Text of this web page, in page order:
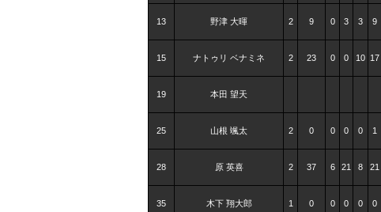
13 野津 大暉 2 9 0 3 3 9
15 ナトゥリ ベナミネ 2 23 0 0 10 17
19 本田 望天
25 山根 颯太 2 0 0 0 0 1
28 原 英喜 2 37 6 21 8 21
35 木下 翔大郎 1 0 0 0 0 0